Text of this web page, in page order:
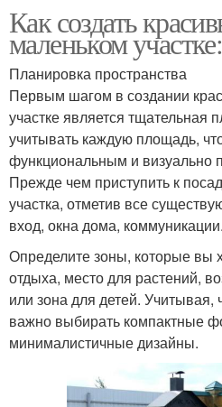
Как создать
маленьком
Планировка пространства
Первым шагом в создании
участке является тщательная
учитывать каждую площадь,
функциональным и визуально
Прежде чем приступить к
участка, отметив все
вход, окна дома, коммуникации.
Определите зоны, которые вы
отдыха, место для растений,
или зона для детей. Учитывая,
важно выбирать компактные
минималистичные дизайны.